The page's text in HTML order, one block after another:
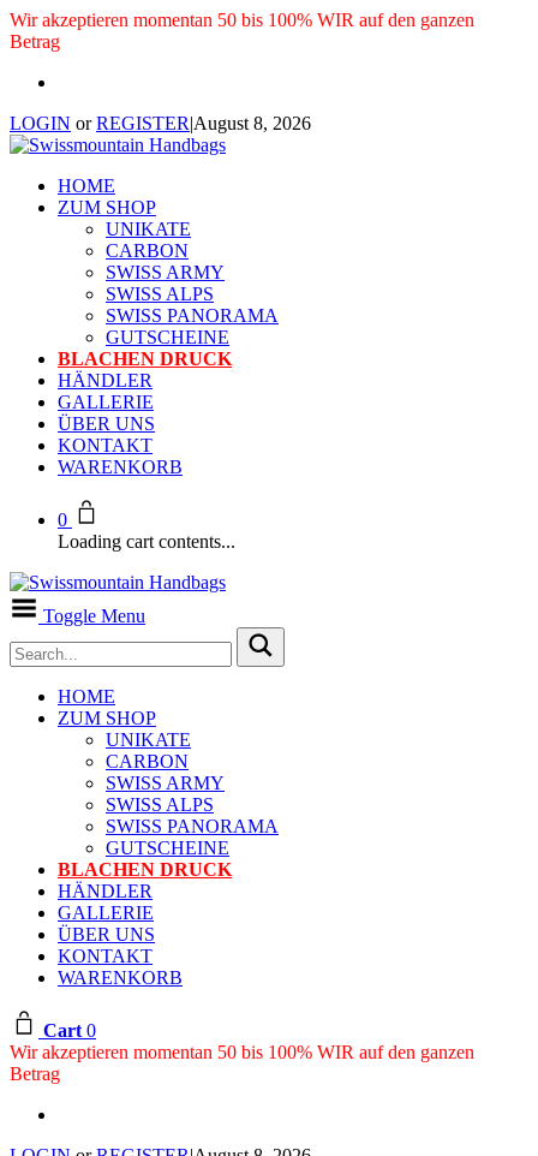
Wir akzeptieren momentan 50 bis 100% WIR auf den ganzen
Betrag
LOGIN orREGISTER|August 8, 2026
HOME
ZUM SHOP
UNIKATE
CARBON
SWISS ARMY
SWISS ALPS
SWISS PANORAMA
GUTSCHEINE
BLACHEN DRUCK
HÄNDLER
GALLERIE
ÜBER UNS
KONTAKT
WARENKORB
0
Loading cart contents...
Toggle Menu
HOME
ZUM SHOP
UNIKATE
CARBON
SWISS ARMY
SWISS ALPS
SWISS PANORAMA
GUTSCHEINE
BLACHEN DRUCK
HÄNDLER
GALLERIE
ÜBER UNS
KONTAKT
WARENKORB
Cart 0
Wir akzeptieren momentan 50 bis 100% WIR auf den ganzen
Betrag